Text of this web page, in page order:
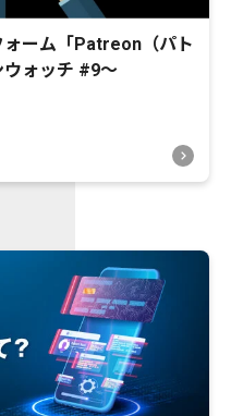
ーム「Patreon（パト
ウォッチ #9〜